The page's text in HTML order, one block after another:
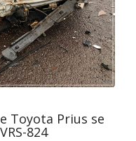
Toyota Prius se
824